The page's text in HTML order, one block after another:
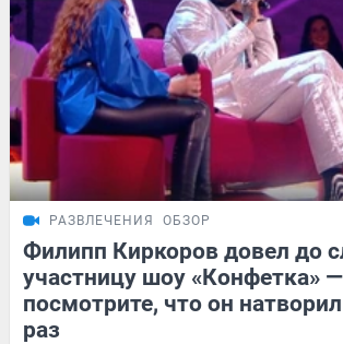
РАЗВЛЕЧЕНИЯ ОБЗОР
Филипп Киркоров довел до
участницу шоу «Конфетка» —
посмотрите, что он
раз